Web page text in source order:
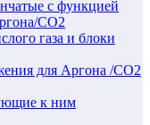
c функцией
СО2
газа и блоки
для Аргона /СО2
к ним